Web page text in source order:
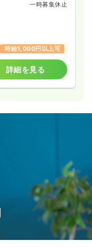
一時募集休止
時給1,000円以上可
詳細を見る